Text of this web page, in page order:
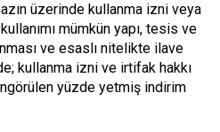
üzerinde kullanma izni veya
mümkün yapı, tesis ve
ve esaslı nitelikte ilave
kullanma izni ve irtifak hakkı
yüzde yetmiş indirim